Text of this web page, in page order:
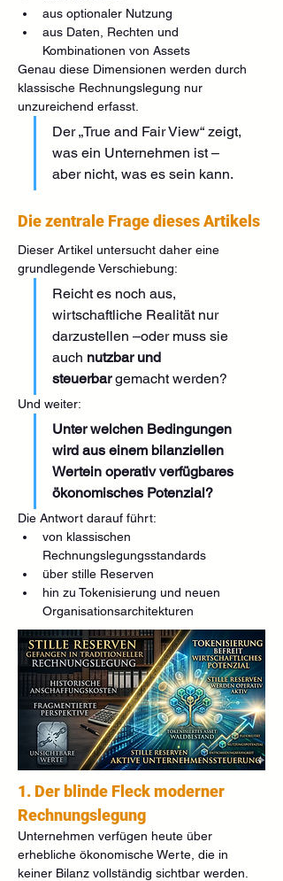
aus optionaler Nutzung
aus Daten, Rechten und
Kombinationen von Assets
Genau diese Dimensionen werden durch
klassische Rechnungslegung nur
unzureichend erfasst.
Der „True and Fair View“ zeigt,
was ein Unternehmen ist –
aber nicht, was es sein kann.
Die zentrale Frage dieses Artikels
Dieser Artikel untersucht daher eine
grundlegende Verschiebung:
Reicht es noch aus,
wirtschaftliche Realität nur
darzustellen –oder muss sie
auch nutzbar und
steuerbar gemacht werden?
Und weiter:
Unter welchen Bedingungen
wird aus einem bilanziellen
Wertein operativ verfügbares
ökonomisches Potenzial?
Die Antwort darauf führt:
von klassischen
Rechnungslegungsstandards
über stille Reserven
hin zu Tokenisierung und neuen
Organisationsarchitekturen
1. Der blinde Fleck moderner
Rechnungslegung
Unternehmen verfügen heute über
erhebliche ökonomische Werte, die in
keiner Bilanz vollständig sichtbar werden.